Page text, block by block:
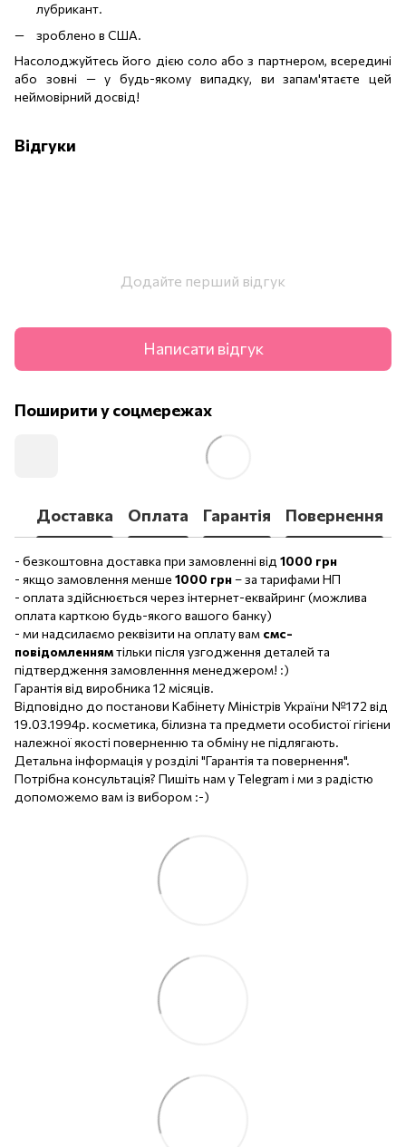
лубрикант.
зроблено в США.
Насолоджуйтесь його дією соло або з партнером, всередині
або зовні — у будь-якому випадку, ви запам'ятаєте цей
неймовірний досвід!
Відгуки
Додайте перший відгук
Написати відгук
Поширити у соцмережах
Доставка Оплата Гарантія Повернення
- безкоштовна доставка при замовленні від 1000 грн
- якщо замовлення менше 1000 грн– за тарифами НП
- оплата здійснюється через інтернет-еквайринг (можлива
оплата карткою будь-якого вашого банку)
- ми надсилаємо реквізити на оплату вам смс-
повідомленнямтільки після узгодження деталей та
підтвердження замовленння менеджером! :)
Гарантія від виробника 12 місяців.
Відповідно до постанови Кабінету Міністрів України №172 від
19.03.1994р. косметика, білизна та предмети особистої гігієни
належної якості поверненню та обміну не підлягають.
Детальна інформація у розділі "Гарантія та повернення".
Потрібна консультація? Пишіть нам у Telegram і ми з радістю
допоможемо вам із вибором :-)